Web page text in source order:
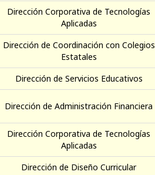
Dirección Corporativa de Tecnologías
Aplicadas
Dirección de Coordinación con Colegios
Estatales
Dirección de Servicios Educativos
Dirección de Administración Financiera
Dirección Corporativa de Tecnologías
Aplicadas
Dirección de Diseño Curricular